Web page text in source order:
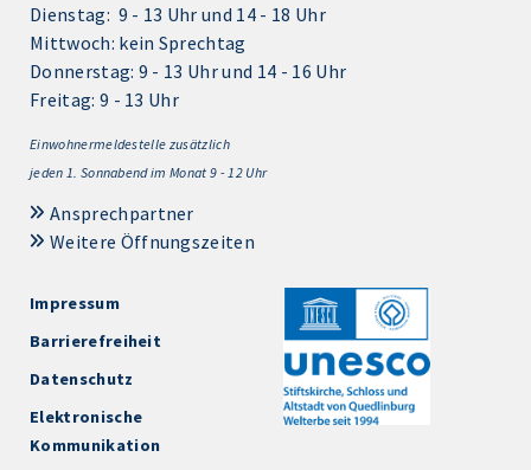
Dienstag: 9 - 13 Uhr und 14 - 18 Uhr
Mittwoch: kein Sprechtag
Donnerstag: 9 - 13 Uhr und 14 - 16 Uhr
Freitag: 9 - 13 Uhr
Einwohnermeldestelle zusätzlich
jeden 1. Sonnabend im Monat 9 - 12 Uhr
Ansprechpartner
Weitere Öffnungszeiten
Impressum
Barrierefreiheit
Datenschutz
Elektronische
Kommunikation